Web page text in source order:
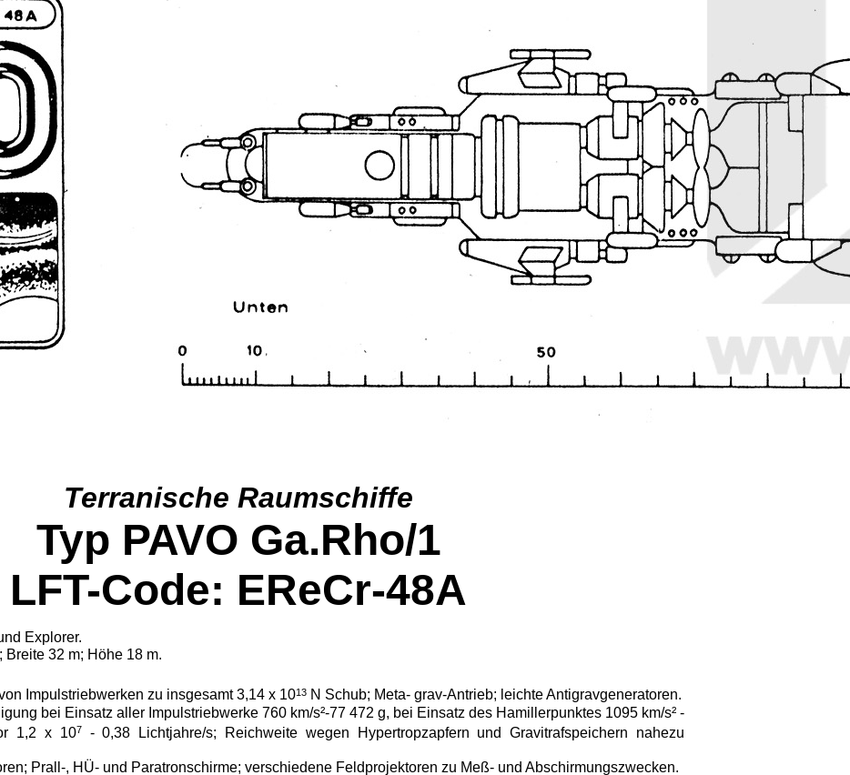
Terranische Raumschiffe
Typ PAVO Ga.Rho/1
LFT-Code: EReCr-48A
Explorer.
Breite 32 m; Höhe 18 m.
Impulstrieb­werken zu insgesamt 3,14 x 1013 N Schub; Meta- grav-Antrieb; leichte Antigravgeneratoren.
bei Ein­satz aller Impulstriebwerke 760 km/s²-77 472 g, bei Einsatz des Hamillerpunktes 1095 km/s² -
1,2 x 107- 0,38 Lichtjahre/s; Reichweite wegen Hypertropzapfern und Gravitrafspeichern nahezu
Prall-, HÜ- und Paratronschirme; verschiedene Feldpro­jektoren zu Meß- und Abschirmungszwecken.